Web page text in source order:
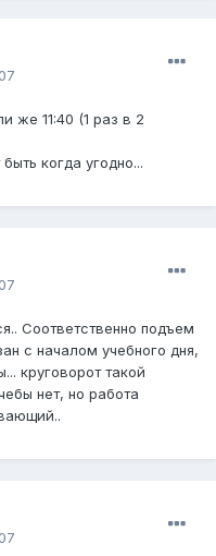
же 11:40 (1 раз в 2
когда угодно...
Соответственно подъем
с началом учебного дня,
круговорот такой
нет, но работа